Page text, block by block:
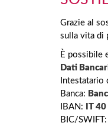
Grazie al
sulla vita di
È possibile
Dati
Intestatario
Banca:
IBAN:
IT
BIC/SWIFT: